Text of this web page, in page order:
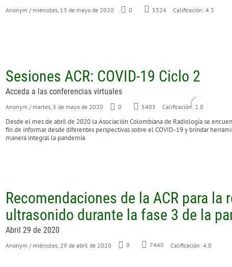
Anonym / miércoles, 13 de mayo de 2020 0 5324 Calificación: 4.3
Sesiones ACR: COVID-19 Ciclo 2
Acceda a las conferencias virtuales
Anonym / martes, 5 de mayo de 2020 0 5403 Calificación: 2.0
Desde el mes de abril de 2020 la Asociación Colombiana de Radiología se
fin de informar desde diferentes perspectivas sobre el COVID-19 y brindar
manera integral la pandemia.
Recomendaciones de la ACR para
ultrasonido durante la fase 3 de la
Abril 29 de 2020
Anonym / miércoles, 29 de abril de 2020 0 7440 Calificación: 4.0